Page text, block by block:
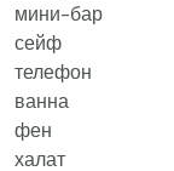
мини-бар
сейф
телефон
ванна
фен
халат